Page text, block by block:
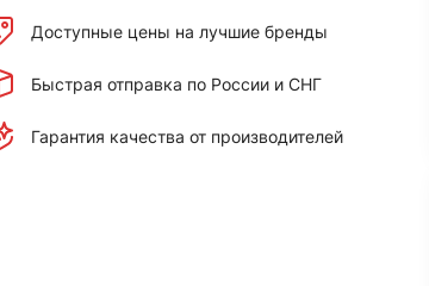
Доступные цены на лучшие бренды
Быстрая отправка по России и СНГ
Гарантия качества от производителей